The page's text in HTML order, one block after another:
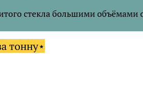
стекла большими объёмами
тонну⋆